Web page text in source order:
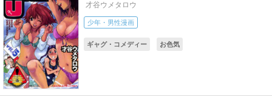
才谷ウメタロウ
少年・男性漫画
ギャグ・コメディー お色気